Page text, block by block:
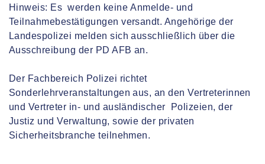
Hinweis: Es werden keine Anmelde- und
Teilnahmebestätigungen versandt. Angehörige der
Landespolizei melden sich ausschließlich über die
Ausschreibung der PD AFB an.
Der Fachbereich Polizei richtet
Sonderlehrveranstaltungen aus, an den Vertreterinnen
und Vertreter in- und ausländischer Polizeien, der
Justiz und Verwaltung, sowie der privaten
Sicherheitsbranche teilnehmen.